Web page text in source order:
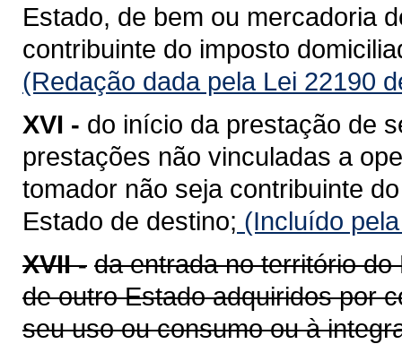
Estado, de bem ou mercadoria
contribuinte do imposto
(Redação dada pela Lei 22190
XVI - do início da prestação de
prestações não vinculadas a
tomador não seja contribuinte
Estado de destino; (Incluído
XVII - da entrada no território
de outro Estado adquiridos por
seu uso ou consumo ou à